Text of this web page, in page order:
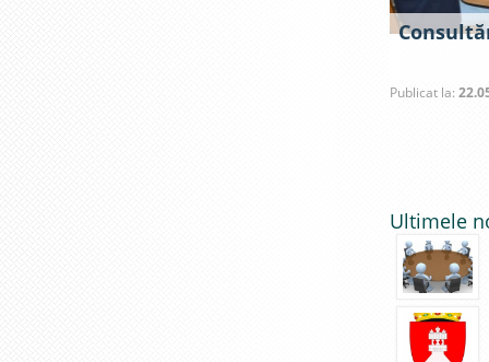
Publicat la:
Ultimele